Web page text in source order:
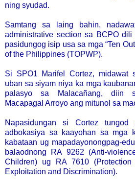
ning syudad.
Samtang sa laing bahin,
administrative section sa BCPO
pasidungog isip usa sa mga “Ten
of the Philippines (TOPWP).
Si SPO1 Marifel Cortez, midawat
uban sa siyam niya ka mga
palasyo sa Malacañang, diin
Macapagal Arroyo ang mitunol sa
Napasidungan si Cortez tungod
adbokasiya sa kaayohan sa mga
kabataan ug mapadayonongpag-
balaodnong RA 9262 (Anti-
Children) ug RA 7610
Exploitation and Discrimination).